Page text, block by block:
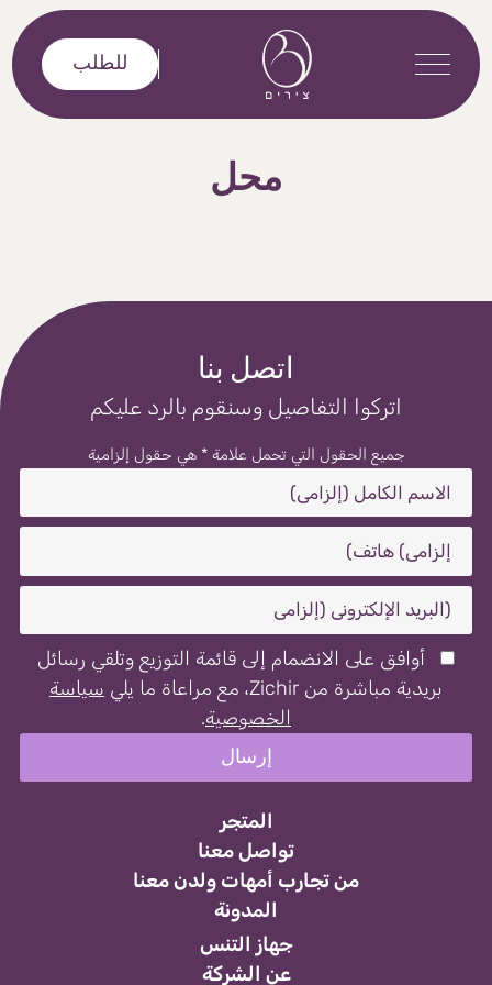
تخطى إلى المحتوى
للطلب
محل
المتجر
تواصل معنا
من تجارب أمهات ولدن معنا
المدونة
جهاز التنس
عن الشركة
اتصل بنا
اتركوا التفاصيل وسنقوم بالرد عليكم
جميع الحقول التي تحمل علامة * هي حقول إلزامية
أوافق على الانضمام إلى قائمة التوزيع وتلقي رسائل
بريدية مباشرة من Zichir، مع مراعاة ما يلي
سياسة
الخصوصية.